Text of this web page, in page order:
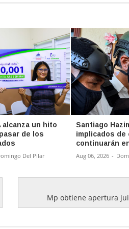
alcanza un hito
de los
Del Pilar
Santiago
implicados de
continuarán
Aug 06, 2026 -
Mp obtiene apertura